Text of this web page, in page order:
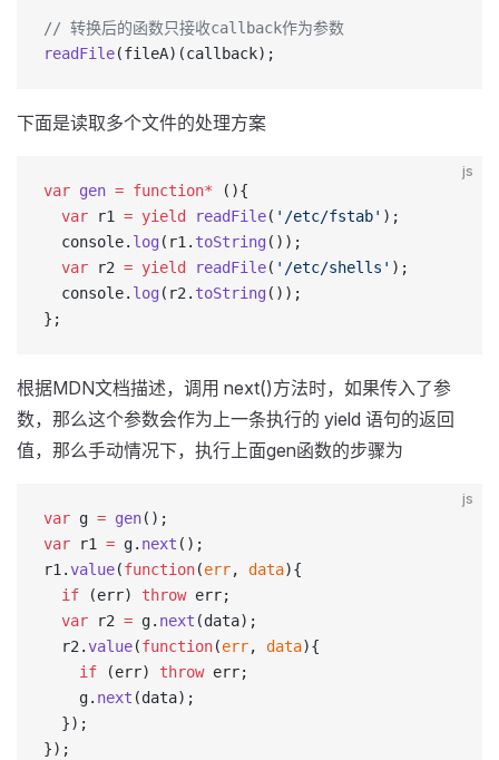
// 转换后的函数只接收callback作为参数
readFile(fileA)(callback);
下面是读取多个文件的处理方案
js
var gen = function* (){
  var
r1 = yield readFile( '/etc/fstab' );
  console.
log (r1. toString ());
  var
r2 = yield readFile( '/etc/shells' );
  console.
log (r2. toString ());
};
根据MDN文档描述，调用 next()方法时，如果传入了参
数，那么这个参数会作为上一条执行的 yield 语句的返回
值，那么手动情况下，执行上面gen函数的步骤为
js
var g = gen();
var r1 = g. next ();
r1.value(function(err, data){
  if
(err) throw err;
  var
r2 = g. next (data);
  r2.
value(function(err, data){
    if
(err) throw err;
    g.
next (data);
  });
});